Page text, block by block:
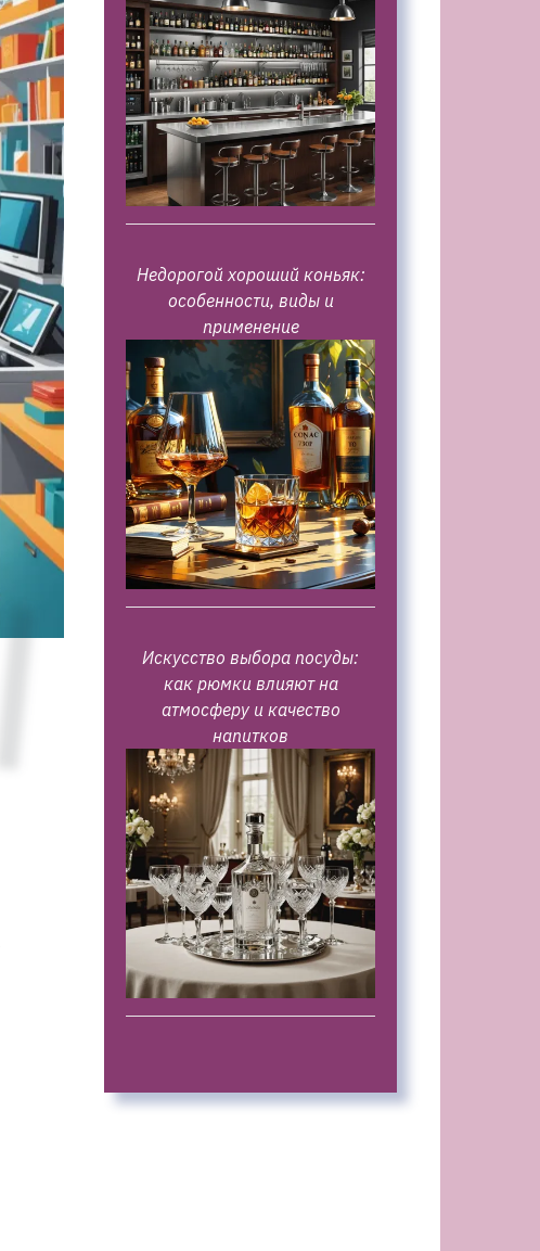
Недорогой хороший коньяк:
особенности, виды и
применение
Искусство выбора посуды:
как рюмки влияют на
атмосферу и качество
напитков